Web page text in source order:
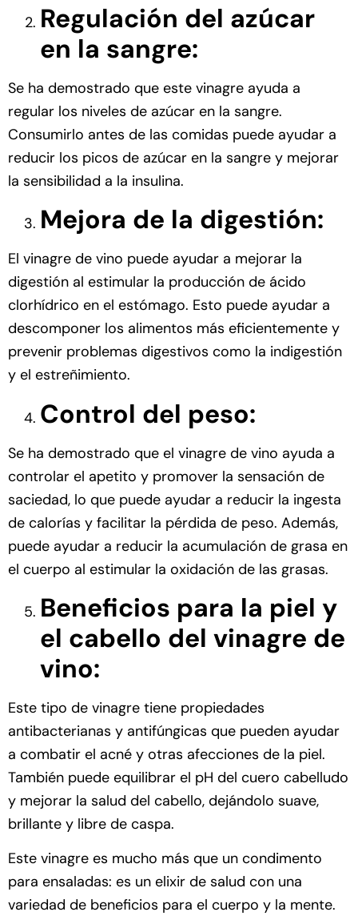
Regulación del azúcar
en la sangre:
Se ha demostrado que este vinagre ayuda a
regular los niveles de azúcar en la sangre.
Consumirlo antes de las comidas puede ayudar a
reducir los picos de azúcar en la sangre y mejorar
la sensibilidad a la insulina.
Mejora de la digestión:
El vinagre de vino puede ayudar a mejorar la
digestión al estimular la producción de ácido
clorhídrico en el estómago. Esto puede ayudar a
descomponer los alimentos más eficientemente y
prevenir problemas digestivos como la indigestión
y el estreñimiento.
Control del peso:
Se ha demostrado que el vinagre de vino ayuda a
controlar el apetito y promover la sensación de
saciedad, lo que puede ayudar a reducir la ingesta
de calorías y facilitar la pérdida de peso. Además,
puede ayudar a reducir la acumulación de grasa en
el cuerpo al estimular la oxidación de las grasas.
Beneficios para la piel y
el cabello del vinagre de
vino:
Este tipo de vinagre tiene propiedades
antibacterianas y antifúngicas que pueden ayudar
a combatir el acné y otras afecciones de la piel.
También puede equilibrar el pH del cuero cabelludo
y mejorar la salud del cabello, dejándolo suave,
brillante y libre de caspa.
Este vinagre es mucho más que un condimento
para ensaladas: es un elixir de salud con una
variedad de beneficios para el cuerpo y la mente.